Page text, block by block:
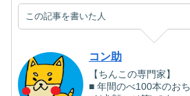
この記事を書いた人
コン助
【ちんこの専門家】
■ 年間のべ100本のお